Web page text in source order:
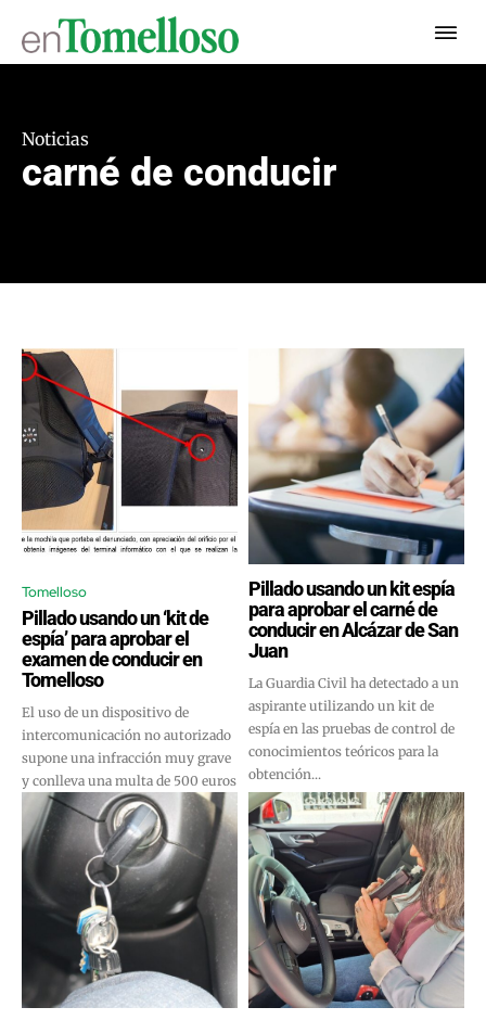
Noticias
carné de conducir
Tomelloso
Pillado usando un ‘kit de
espía’ para aprobar el
examen de conducir en
Tomelloso
El uso de un dispositivo de
intercomunicación no autorizado
supone una infracción muy grave
y conlleva una multa de 500 euros
Pillado usando un kit espía
para aprobar el carné de
conducir en Alcázar de San
Juan
La Guardia Civil ha detectado a un
aspirante utilizando un kit de
espía en las pruebas de control de
conocimientos teóricos para la
obtención...